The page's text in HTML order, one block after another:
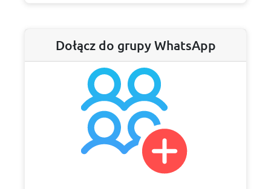
Dołącz do grupy WhatsApp